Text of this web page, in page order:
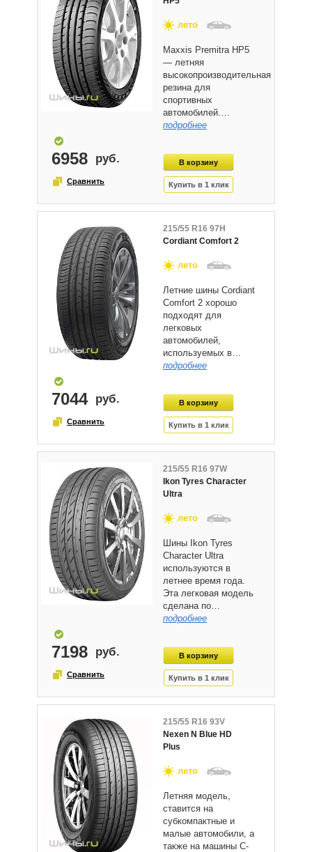
лето
Maxxis Premitra HP5
— летняя
высокопроизводительная
резина для
спортивных
автомобилей.…
подробнее
6958
215/55 R16 97H
Cordiant Comfort 2
лето
Летние шины Cordiant
Comfort 2 хорошо
подходят для
легковых
автомобилей,
используемых в…
подробнее
7044
215/55 R16 97W
Ikon Tyres Character
Ultra
лето
Шины Ikon Tyres
Character Ultra
используются в
летнее время года.
Эта легковая модель
сделана по…
подробнее
7198
215/55 R16 93V
Nexen N Blue HD
Plus
лето
Летняя модель,
ставится на
субкомпактные и
малые автомобили, а
также на машины С-